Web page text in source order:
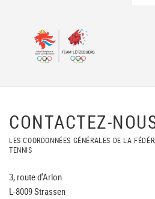
CONTACTEZ-
LES COORDONNÉES GÉNÉRALES DE LA
TENNIS
3, route d'Arlon
L-8009 Strassen